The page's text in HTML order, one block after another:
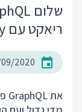
ריאקט עם Relay
2020